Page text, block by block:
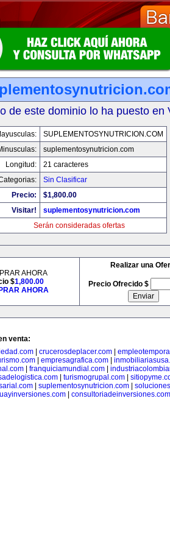
de este dominio lo ha puesto en
SUPLEMENTOSYNUTRICION.COM
suplementosynutricion.com
Longitud:
21 caracteres
Sin Clasificar
Precio:
$1,800.00
Visitar!
suplementosynutricion.com
Serán consideradas ofertas
AHORA
$1,800.00
AHORA
Realizar una
Precio Ofrecido $
venta:
| crucerosdeplacer.com|
| empresagrafica.com|
franquiciamundial.com
turismogrupal.com
| suplementosynutricion.com|
consultoriadeinversiones.com